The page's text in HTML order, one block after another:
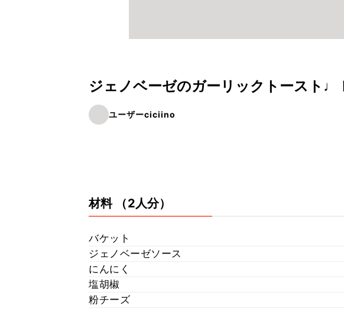
ジェノベーゼのガーリックトースト♩
ユーザーciciino
材料 （2人分）
バケット
ジェノベーゼソース
にんにく
塩胡椒
粉チーズ